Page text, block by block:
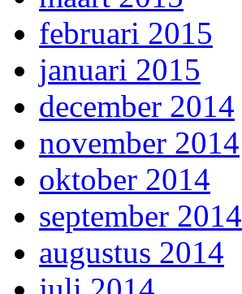
februari 2015
januari 2015
december 2014
november 2014
oktober 2014
september 2014
augustus 2014